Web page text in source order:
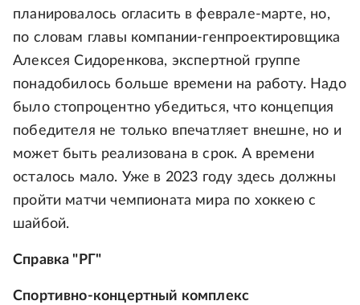
планировалось огласить в феврале-марте, но,
по словам главы компании-генпроектировщика
Алексея Сидоренкова, экспертной группе
понадобилось больше времени на работу. Надо
было стопроцентно убедиться, что концепция
победителя не только впечатляет внешне, но и
может быть реализована в срок. А времени
осталось мало. Уже в 2023 году здесь должны
пройти матчи чемпионата мира по хоккею с
шайбой.
Справка "РГ"
Спортивно-концертный комплекс